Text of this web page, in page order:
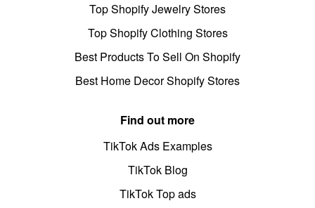
Top Shopify Jewelry Stores
Top Shopify Clothing Stores
Best Products To Sell On Shopify
Best Home Decor Shopify Stores
Find out more
TikTok Ads Examples
TikTok Blog
TikTok Top ads